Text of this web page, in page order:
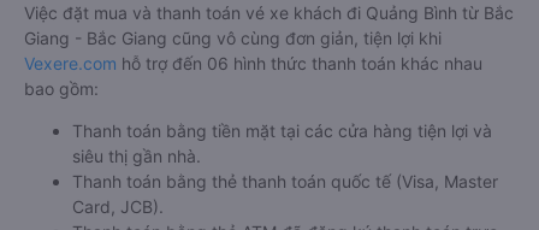
Việc đặt mua và thanh toán vé xe khách đi Quảng Bình từ Bắc
Giang - Bắc Giang cũng vô cùng đơn giản, tiện lợi khi
Vexere.com hỗ trợ đến 06 hình thức thanh toán khác nhau
bao gồm:
Thanh toán bằng tiền mặt tại các cửa hàng tiện lợi và
siêu thị gần nhà.
Thanh toán bằng thẻ thanh toán quốc tế (Visa, Master
Card, JCB).